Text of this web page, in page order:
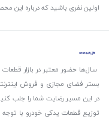
اولین نفری باشید که درباره این
سال‌ها حضور معتبر در بازار
بستر فضای مجازی و فروش
در این مسیر رضایت شما را جلب
توزیع قطعات یدکی خودرو با